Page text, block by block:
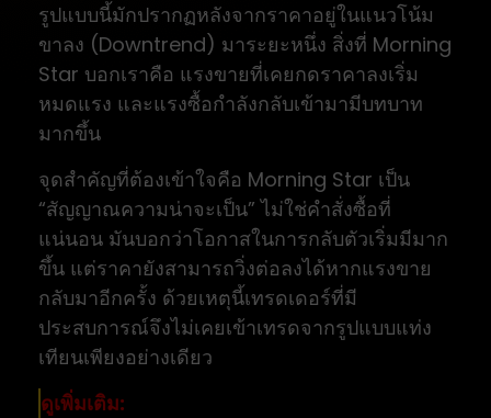
รูปแบบนี้มักปรากฏหลังจากราคาอยู่ในแนวโน้ม
ขาลง (Downtrend) มาระยะหนึ่ง สิ่งที่ Morning
Star บอกเราคือ แรงขายที่เคยกดราคาลงเริ่ม
หมดแรง และแรงซื้อกำลังกลับเข้ามามีบทบาท
มากขึ้น
จุดสำคัญที่ต้องเข้าใจคือ Morning Star เป็น
“สัญญาณความน่าจะเป็น” ไม่ใช่คำสั่งซื้อที่
แน่นอน มันบอกว่าโอกาสในการกลับตัวเริ่มมีมาก
ขึ้น แต่ราคายังสามารถวิ่งต่อลงได้หากแรงขาย
กลับมาอีกครั้ง ด้วยเหตุนี้เทรดเดอร์ที่มี
ประสบการณ์จึงไม่เคยเข้าเทรดจากรูปแบบแท่ง
เทียนเพียงอย่างเดียว
ดูเพิ่มเติม: